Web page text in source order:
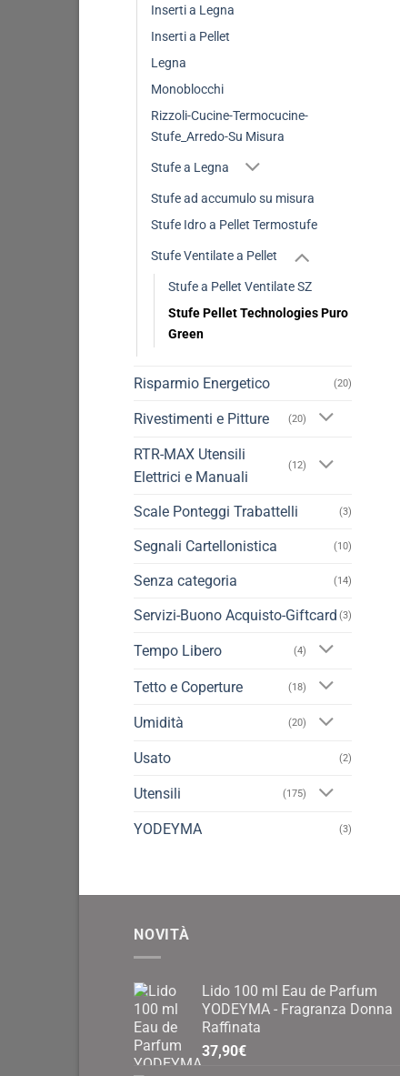
Inserti a Legna
Inserti a Pellet
Legna
Monoblocchi
Rizzoli-Cucine-Termocucine-
Stufe_Arredo-Su Misura
Stufe a Legna
Stufe ad accumulo su misura
Stufe Idro a Pellet Termostufe
Stufe Ventilate a Pellet
Stufe a Pellet Ventilate SZ
Stufe Pellet Technologies Puro
Green
Risparmio Energetico (20)
Rivestimenti e Pitture (20)
RTR-MAX Utensili
Elettrici e Manuali
(12)
Scale Ponteggi Trabattelli (3)
Segnali Cartellonistica (10)
Senza categoria (14)
Servizi-Buono Acquisto-Giftcard (3)
Tempo Libero (4)
Tetto e Coperture (18)
Umidità (20)
Usato (2)
Utensili (175)
YODEYMA (3)
NOVITÀ
Lido 100 ml Eau de Parfum
YODEYMA - Fragranza Donna
Raffinata
37,90€